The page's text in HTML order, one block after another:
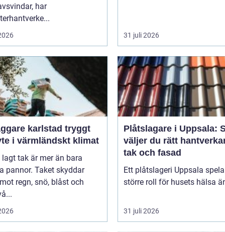
har
31 juli 2026
karlstad tryggt
i värmländskt klimat
lagt tak är mer än bara
pannor. Taket skyddar
regn, snö, blåst och
Plåtslagare i Uppsala:
väljer du rätt
tak och fasad
Ett plåtslageri Uppsala
större roll för husets hälsa
31 juli 2026